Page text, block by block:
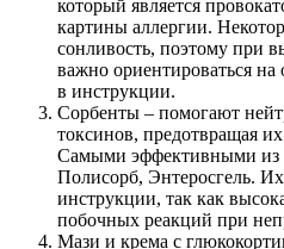
который является
картины аллергии.
сонливость, поэтому при
важно ориентироваться на
в инструкции.
Сорбенты – помогают
токсинов, предотвращая
Самыми эффективными из
Полисорб, Энтеросгель.
инструкции, так как
побочных реакций при
Мази и крема с